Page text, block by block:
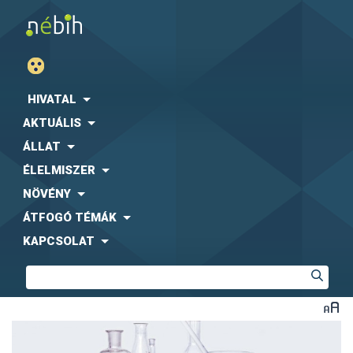
HIVATAL
AKTUÁLIS
ÁLLAT
ÉLELMISZER
NÖVÉNY
ÁTFOGÓ TÉMÁK
KAPCSOLAT